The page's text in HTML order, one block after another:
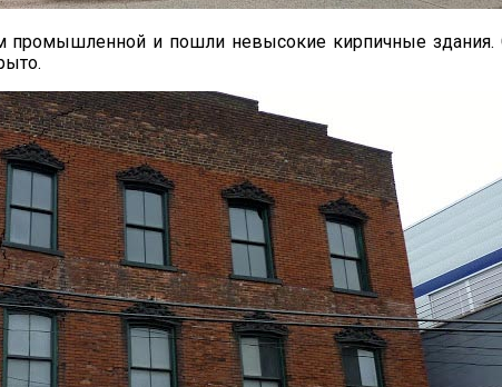
промышленной и пошли невысокие кирпичные